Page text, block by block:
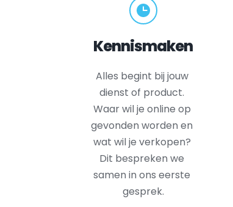
Kennismaken
Alles begint bij jouw
dienst of product.
Waar wil je online op
gevonden worden en
wat wil je verkopen?
Dit bespreken we
samen in ons eerste
gesprek.